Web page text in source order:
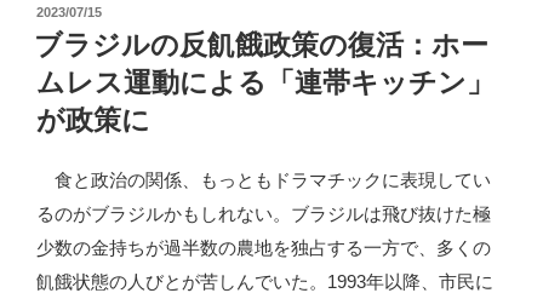
相
の
ブ
ラ
訪
問：
投
稿
日:
2023/07/15
ブラジルの反飢餓政策の復活：ホー
ムレス運動による「連帯キッチン」
が政策に
食と政治の関係、もっともドラマチックに表現してい
るのがブラジルかもしれない。ブラジルは飛び抜けた極
少数の金持ちが過半数の農地を独占する一方で、多くの
飢餓状態の人びとが苦しんでいた。1993年以降、市民に